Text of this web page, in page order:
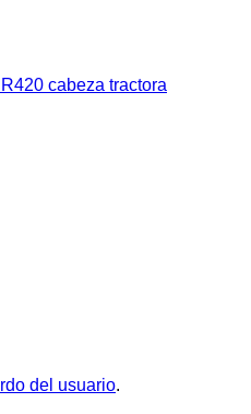
cabeza tractora
del usuario.